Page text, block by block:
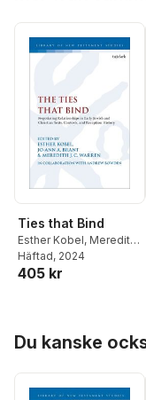
Ties that Bind
Esther Kobel, Meredith
Warren, Jo-Ann A. Brant
Häftad, 2024
405 kr
Du kanske